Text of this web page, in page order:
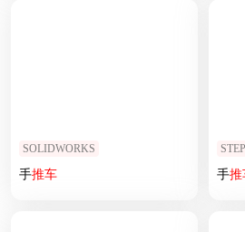
SOLIDWORKS
手推车
STEP
手推